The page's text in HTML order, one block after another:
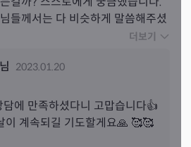
들께서는 다 비슷하게 말씀해주셨
주를 더 믿었는데 오늘 타로를 보면
제가 1분기때 이동운이 들어와있
을 갚아야하는 경우가 있을 수도
야하는 경우가 있을 수도있다고 그
상 다른 직장으로 옮기거나 새로
고민으로 상담을 받았던 것도 있
더보기
2023.01.20
에 만족하셨다니 고맙습니다👍
이 계속되길 기도할게요🙏 🥰🥰